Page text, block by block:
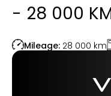
- 28 000
Mileage: 28 000 km